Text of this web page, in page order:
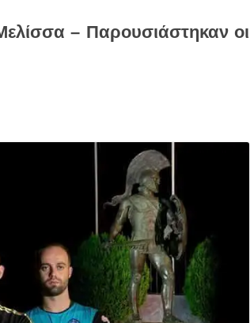
– Παρουσιάστηκαν οι